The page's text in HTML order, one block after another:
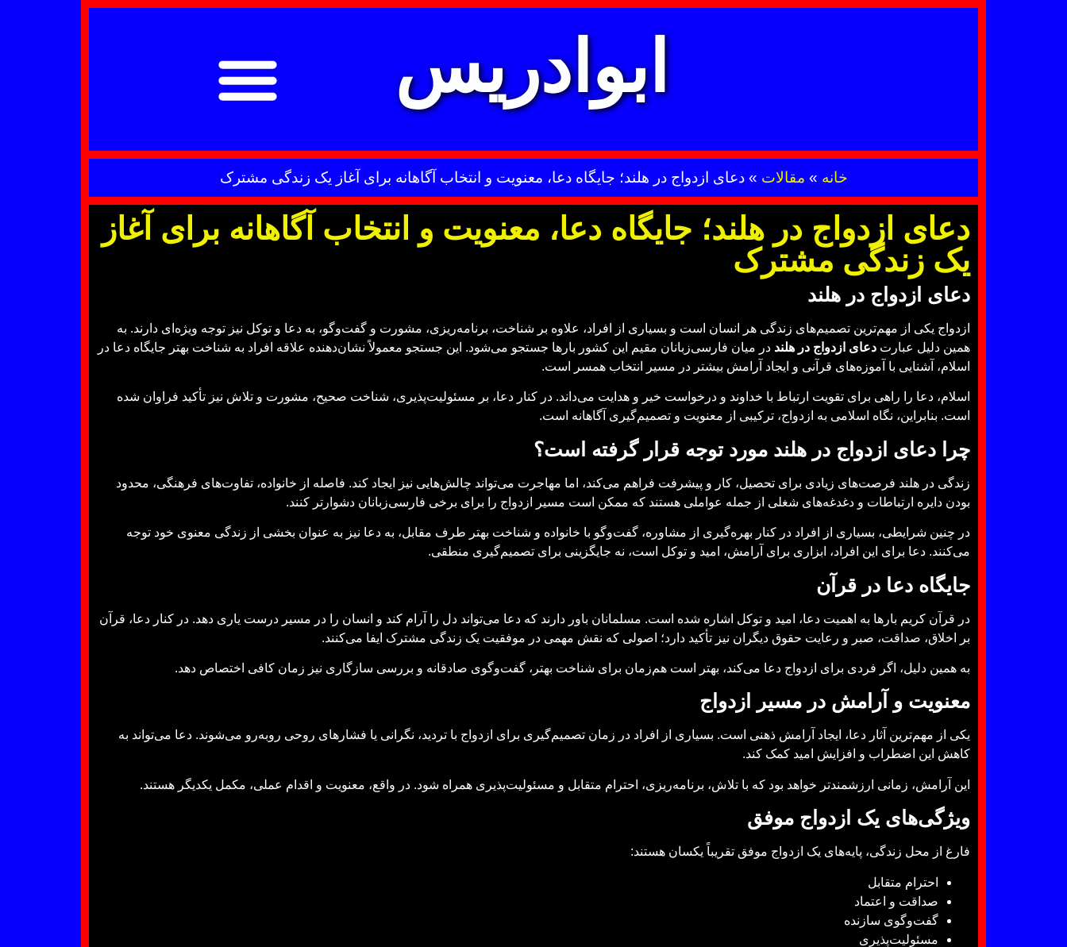
ابوادریس
خانه » مقالات »دعای ازدواج در هلند؛ جایگاه دعا، معنویت و انتخاب آگاهانه برای آغاز یک زندگی مشترک
دعای ازدواج در هلند؛ جایگاه دعا، معنویت و انتخاب آگاهانه برای آغاز
یک زندگی مشترک
دعای ازدواج در هلند
ازدواج یکی از مهم‌ترین تصمیم‌های زندگی هر انسان است و بسیاری از افراد، علاوه بر شناخت، برنامه‌ریزی، مشورت و گفت‌وگو، به دعا و توکل نیز توجه ویژه‌ای دارند. به
همین دلیل عبارت دعای ازدواج در هلند در میان فارسی‌زبانان مقیم این کشور بارها جستجو می‌شود. این جستجو معمولاً نشان‌دهنده علاقه افراد به شناخت بهتر جایگاه دعا در
اسلام، آشنایی با آموزه‌های قرآنی و ایجاد آرامش بیشتر در مسیر انتخاب همسر است.
اسلام، دعا را راهی برای تقویت ارتباط با خداوند و درخواست خیر و هدایت می‌داند. در کنار دعا، بر مسئولیت‌پذیری، شناخت صحیح، مشورت و تلاش نیز تأکید فراوان شده
است. بنابراین، نگاه اسلامی به ازدواج، ترکیبی از معنویت و تصمیم‌گیری آگاهانه است.
چرا دعای ازدواج در هلند مورد توجه قرار گرفته است؟
زندگی در هلند فرصت‌های زیادی برای تحصیل، کار و پیشرفت فراهم می‌کند، اما مهاجرت می‌تواند چالش‌هایی نیز ایجاد کند. فاصله از خانواده، تفاوت‌های فرهنگی، محدود
بودن دایره ارتباطات و دغدغه‌های شغلی از جمله عواملی هستند که ممکن است مسیر ازدواج را برای برخی فارسی‌زبانان دشوارتر کنند.
در چنین شرایطی، بسیاری از افراد در کنار بهره‌گیری از مشاوره، گفت‌وگو با خانواده و شناخت بهتر طرف مقابل، به دعا نیز به عنوان بخشی از زندگی معنوی خود توجه
می‌کنند. دعا برای این افراد، ابزاری برای آرامش، امید و توکل است، نه جایگزینی برای تصمیم‌گیری منطقی.
جایگاه دعا در قرآن
در قرآن کریم بارها به اهمیت دعا، امید و توکل اشاره شده است. مسلمانان باور دارند که دعا می‌تواند دل را آرام کند و انسان را در مسیر درست یاری دهد. در کنار دعا، قرآن
بر اخلاق، صداقت، صبر و رعایت حقوق دیگران نیز تأکید دارد؛ اصولی که نقش مهمی در موفقیت یک زندگی مشترک ایفا می‌کنند.
به همین دلیل، اگر فردی برای ازدواج دعا می‌کند، بهتر است هم‌زمان برای شناخت بهتر، گفت‌وگوی صادقانه و بررسی سازگاری نیز زمان کافی اختصاص دهد.
معنویت و آرامش در مسیر ازدواج
یکی از مهم‌ترین آثار دعا، ایجاد آرامش ذهنی است. بسیاری از افراد در زمان تصمیم‌گیری برای ازدواج با تردید، نگرانی یا فشارهای روحی روبه‌رو می‌شوند. دعا می‌تواند به
کاهش این اضطراب و افزایش امید کمک کند.
این آرامش، زمانی ارزشمندتر خواهد بود که با تلاش، برنامه‌ریزی، احترام متقابل و مسئولیت‌پذیری همراه شود. در واقع، معنویت و اقدام عملی، مکمل یکدیگر هستند.
ویژگی‌های یک ازدواج موفق
فارغ از محل زندگی، پایه‌های یک ازدواج موفق تقریباً یکسان هستند:
احترام متقابل
صداقت و اعتماد
گفت‌وگوی سازنده
مسئولیت‌پذیری